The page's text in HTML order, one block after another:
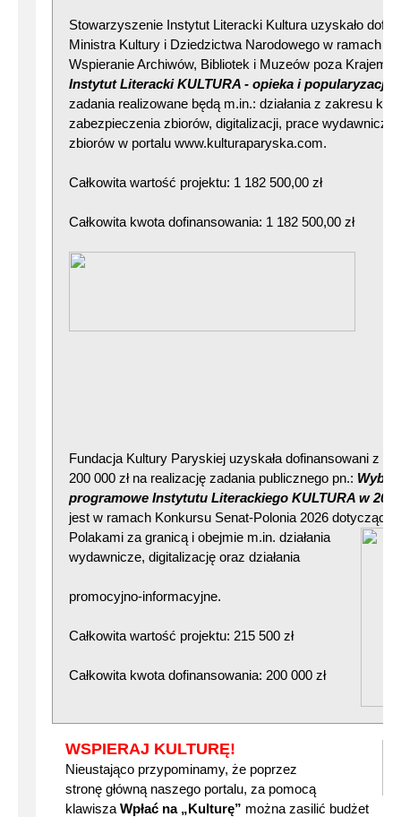
Stowarzyszenie Instytut Literacki Kultura uzyskało
Ministra Kultury i Dziedzictwa Narodowego w ramach
Wspieranie Archiwów, Bibliotek i Muzeów poza Krajem
Instytut Literacki KULTURA - opieka i popularyzacja
zadania realizowane będą m.in.: działania z zakresu
zabezpieczenia zbiorów, digitalizacji, prace wydawnicze
zbiorów w portalu www.kulturaparyska.com.
Całkowita wartość projektu: 1 182 500,00 zł
Całkowita kwota dofinansowania: 1 182 500,00 zł
Fundacja Kultury Paryskiej uzyskała dofinansowani z
200 000 zł na realizację zadania publicznego pn.:
programowe Instytutu Literackiego KULTURA w
jest w ramach Konkursu Senat-Polonia 2026
Polakami za granicą i obejmie m.in. działania
wydawnicze, digitalizację oraz działania
promocyjno-informacyjne.
Całkowita wartość projektu: 215 500 zł
Całkowita kwota dofinansowania: 200 000 zł
WSPIERAJ KULTURĘ!
Nieustająco przypominamy, że poprzez
stronę główną naszego portalu, za pomocą
klawisza Wpłać na „Kulturę” można zasilić budżet